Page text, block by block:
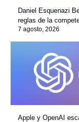
Daniel Esquenazi
reglas de la
7 agosto, 2026
Apple y OpenAI